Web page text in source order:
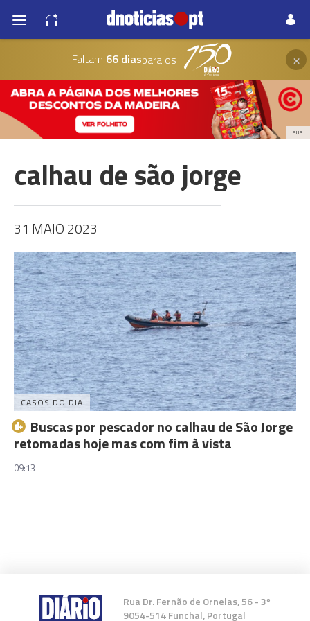
Faltam 66 diaspara os ×
PUB
calhau de são jorge
31 MAIO 2023
CASOS DO DIA
Buscas por pescador no calhau de São Jorge
retomadas hoje mas com fim à vista
09:13
Rua Dr. Fernão de Ornelas, 56 - 3º
9054-514 Funchal, Portugal